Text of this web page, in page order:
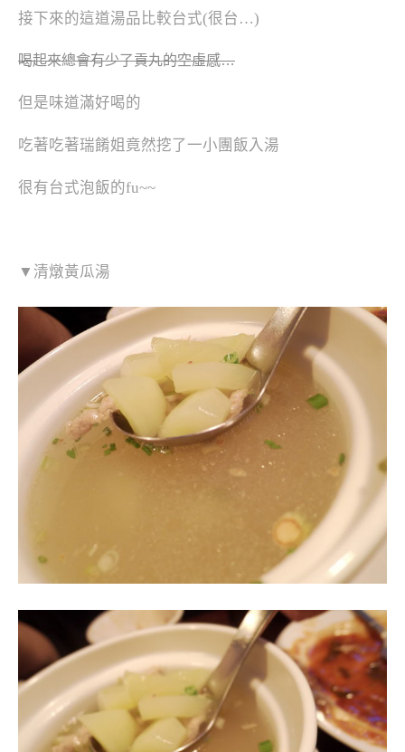
接下來的這道湯品比較台式(很台…)
喝起來總會有少了貢丸的空虛感…
但是味道滿好喝的
吃著吃著瑞餚姐竟然挖了一小團飯入湯
很有台式泡飯的fu~~
▼清燉黃瓜湯